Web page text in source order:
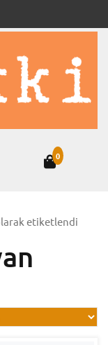
0
etiketlendi